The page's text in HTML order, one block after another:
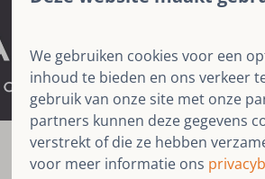
FewoCare is
Van volledige
diensten aan.
FewoCare regelt
incidenteel en
van zaken die u
kijken.
We gebruiken cookies voor een
inhoud te bieden en ons verkeer
gebruik van onze site met onze
partners kunnen deze gegevens
verstrekt of die ze hebben
voor meer informatie ons